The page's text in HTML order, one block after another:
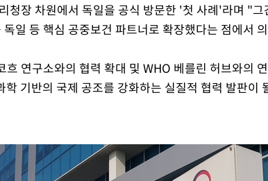
청장 차원에서 독일을 공식 방문한 '첫 사례'라며 "
일 등 핵심 공중보건 파트너로 확장했다는 점에서
흐 연구소와의 협력 확대 및 WHO 베를린 허브와의
기반의 국제 공조를 강화하는 실질적 협력 발판이